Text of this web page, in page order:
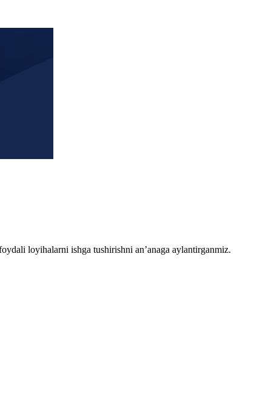
loyihalarni ishga tushirishni an’anaga aylantirganmiz.